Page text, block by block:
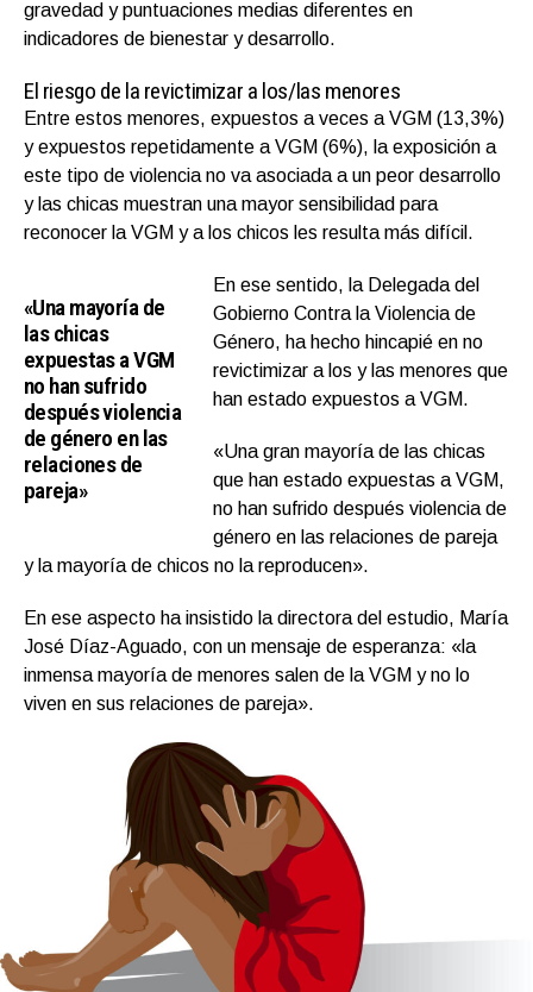
gravedad y puntuaciones medias diferentes en
indicadores de bienestar y desarrollo.
El riesgo de la revictimizar a los/las menores
Entre estos menores, expuestos a veces a VGM (13,3%)
y expuestos repetidamente a VGM (6%), la exposición a
este tipo de violencia no va asociada a un peor desarrollo
y las chicas muestran una mayor sensibilidad para
reconocer la VGM y a los chicos les resulta más difícil.
«Una mayoría de
las chicas
expuestas a VGM
no han sufrido
después violencia
de género en las
relaciones de
pareja»
En ese sentido, la Delegada del
Gobierno Contra la Violencia de
Género, ha hecho hincapié en no
revictimizar a los y las menores que
han estado expuestos a VGM.
«Una gran mayoría de las chicas
que han estado expuestas a VGM,
no han sufrido después violencia de
género en las relaciones de pareja
y la mayoría de chicos no la reproducen».
En ese aspecto ha insistido la directora del estudio, María
José Díaz-Aguado, con un mensaje de esperanza: «la
inmensa mayoría de menores salen de la VGM y no lo
viven en sus relaciones de pareja».